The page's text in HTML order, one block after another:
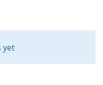
yet